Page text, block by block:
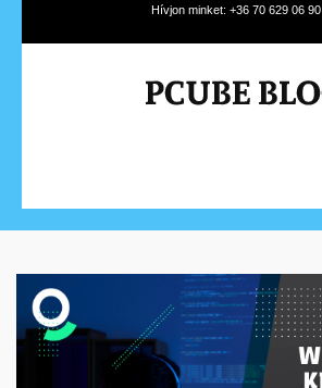
Hívjon minket: +36 70 629 06 90